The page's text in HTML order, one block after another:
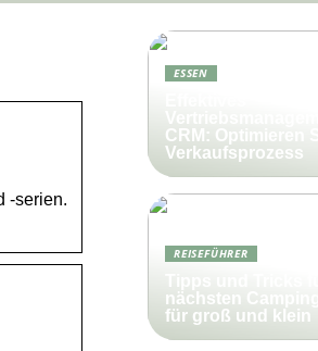
-serien.
ESSEN
CRM: Optimieren
Verkaufsprozess
REISEFÜHRER
nächsten
für groß und klein